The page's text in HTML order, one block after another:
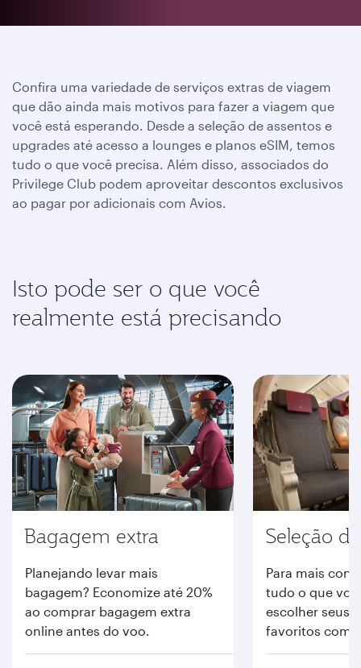
Confira uma variedade de serviços extras de viagem
que dão ainda mais motivos para fazer a viagem que
você está esperando. Desde a seleção de assentos e
upgrades até acesso a lounges e planos eSIM, temos
tudo o que você precisa. Além disso, associados do
Privilege Club podem aproveitar descontos exclusivos
ao pagar por adicionais com Avios.
Isto pode ser o que você
realmente está precisando
Bagagem extra
Planejando levar mais
bagagem? Economize até 20%
ao comprar bagagem extra
online antes do voo.
Seleção
Para mais
tudo o que
escolher seus
favoritos com